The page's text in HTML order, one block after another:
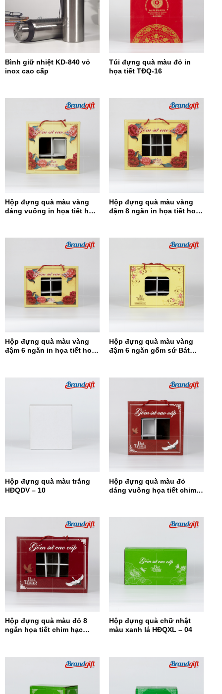
Bình giữ nhiệt KD-840 vỏ
inox cao cấp
Túi đựng quà màu đỏ in
họa tiết TĐQ-16
Hộp đựng quà màu vàng
dáng vuông in họa tiết hoa
Hộp đựng quà màu vàng
đậm 8 ngăn in họa tiết hoa
Hộp đựng quà màu vàng
đậm 6 ngăn in họa tiết hoa
Hộp đựng quà màu vàng
đậm 6 ngăn gốm sứ Bát
Hộp đựng quà màu trắng
HĐQDV – 10
Hộp đựng quà màu đỏ
dáng vuông họa tiết chim
Hộp đựng quà màu đỏ 8
ngăn họa tiết chim hạc
Hộp đựng quà chữ nhật
màu xanh lá HĐQXL – 04